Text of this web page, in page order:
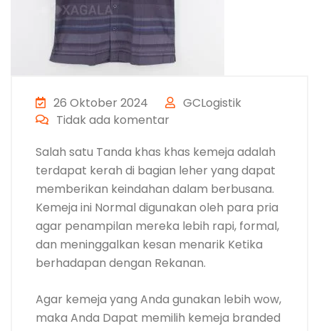
26 Oktober 2024
GCLogistik
Tidak ada komentar
Salah satu Tanda khas khas kemeja adalah
terdapat kerah di bagian leher yang dapat
memberikan keindahan dalam berbusana.
Kemeja ini Normal digunakan oleh para pria
agar penampilan mereka lebih rapi, formal,
dan meninggalkan kesan menarik Ketika
berhadapan dengan Rekanan.
Agar kemeja yang Anda gunakan lebih wow,
maka Anda Dapat memilih kemeja branded